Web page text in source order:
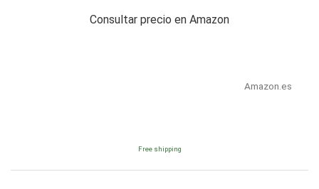
Consultar precio en Amazon
Amazon.es
Free shipping